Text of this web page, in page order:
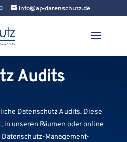
info@ap-datenschutz.de
Audits
Datenschutz Audits. Diese
in unseren Räumen oder online
Management-